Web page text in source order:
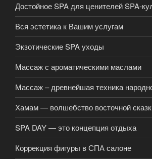
Достойное SPA для ценителей SPA-
Вся эстетика к Вашим услугам
Экзотические SPA уходы
Массаж с ароматическими маслами
Массаж – древнейшая техника
Хамам — волшебство восточной
SPA DAY — это концепция отдыха
Коррекция фигуры в СПА салоне